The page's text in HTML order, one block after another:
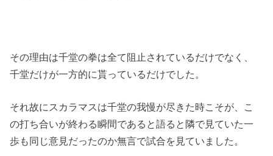
その理由は千堂の拳は全て阻止されているだけでなく、
千堂だけが一方的に貰っているだけでした。
それ故にスカラマスは千堂の我慢が尽きた時こそが、こ
の打ち合いが終わる瞬間であると語ると隣で見ていた一
歩も同じ意見だったのか無言で試合を見ていました。